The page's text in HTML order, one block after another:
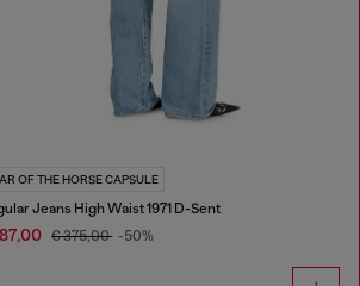
OF THE HORSE CAPSULE
Jeans High Waist 1971 D-Sent
€ 375,00 -50%